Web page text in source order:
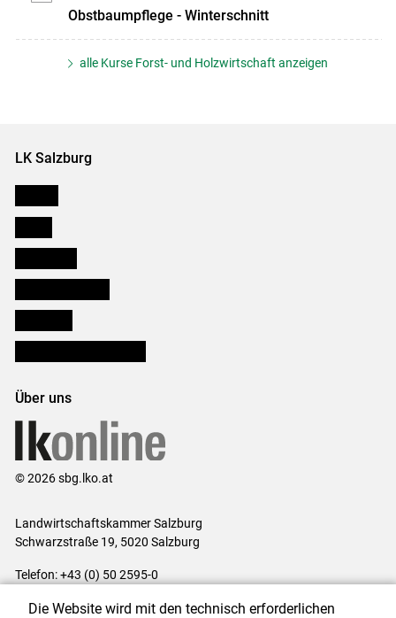
Obstbaumpflege - Winterschnitt
alle Kurse Forst- und Holzwirtschaft anzeigen
LK Salzburg
Über uns
© 2026 sbg.lko.at
Landwirtschaftskammer Salzburg
Schwarzstraße 19, 5020 Salzburg
Telefon: +43 (0) 50 2595-0
Die Website wird mit den technisch erforderlichen